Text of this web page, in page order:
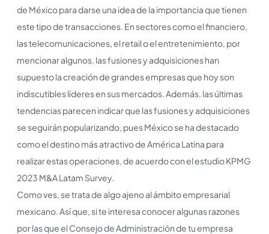
de México para darse una idea de la importancia que tienen
este tipo de transacciones. En sectores como el financiero,
las telecomunicaciones, el retail o el entretenimiento, por
mencionar algunos, las fusiones y adquisiciones han
supuesto la creación de grandes empresas que hoy son
indiscutibles líderes en sus mercados. Además, las últimas
tendencias parecen indicar que las fusiones y adquisiciones
se seguirán popularizando, pues México se ha destacado
como el destino más atractivo de América Latina para
realizar estas operaciones, de acuerdo con el estudio KPMG
2023 M&A Latam Survey.
Como ves, se trata de algo ajeno al ámbito empresarial
mexicano. Así que, si te interesa conocer algunas razones
por las que el Consejo de Administración de tu empresa